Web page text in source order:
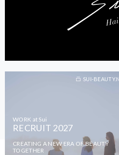
WORK at Sui
RECRUIT 2027
CREATING A NEW ERA OF BEAUTY
TOGETHER
SUI-